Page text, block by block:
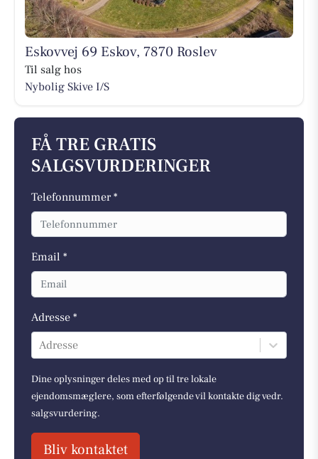
Eskovvej 69 Eskov, 7870 Roslev
Til salg hos
Nybolig Skive I/S
FÅ TRE GRATIS
SALGSVURDERINGER
Telefonnummer *
Email *
Adresse *
Adresse
Dine oplysninger deles med op til tre lokale
ejendomsmæglere, som efterfølgende vil kontakte dig vedr.
salgsvurdering.
Bliv kontaktet